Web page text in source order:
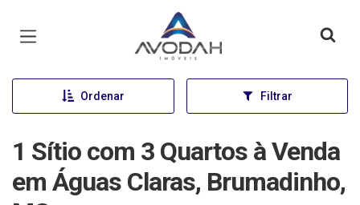
Página inicial
Ordenar Filtrar
1 Sítio com 3 Quartos à Venda
em Águas Claras, Brumadinho,